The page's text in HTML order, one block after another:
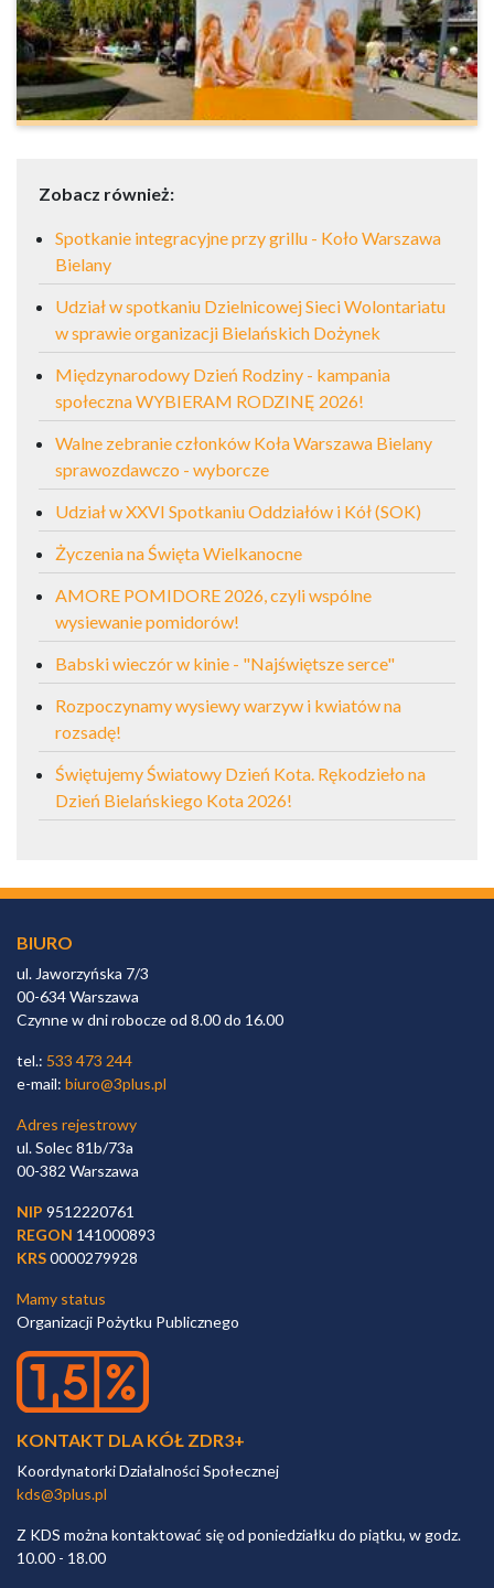
Zobacz również:
Spotkanie integracyjne przy grillu - Koło Warszawa
Bielany
Udział w spotkaniu Dzielnicowej Sieci Wolontariatu
w sprawie organizacji Bielańskich Dożynek
Międzynarodowy Dzień Rodziny - kampania
społeczna WYBIERAM RODZINĘ 2026!
Walne zebranie członków Koła Warszawa Bielany
sprawozdawczo - wyborcze
Udział w XXVI Spotkaniu Oddziałów i Kół (SOK)
Życzenia na Święta Wielkanocne
AMORE POMIDORE 2026, czyli wspólne
wysiewanie pomidorów!
Babski wieczór w kinie - "Najświętsze serce"
Rozpoczynamy wysiewy warzyw i kwiatów na
rozsadę!
Świętujemy Światowy Dzień Kota. Rękodzieło na
Dzień Bielańskiego Kota 2026!
BIURO
ul. Jaworzyńska 7/3
00-634 Warszawa
Czynne w dni robocze od 8.00 do 16.00
tel.: 533 473 244
e-mail: biuro@3plus.pl
Adres rejestrowy
ul. Solec 81b/73a
00-382 Warszawa
NIP 9512220761
REGON 141000893
KRS0000279928
Mamy status
Organizacji Pożytku Publicznego
KONTAKT DLA KÓŁ ZDR3+
Koordynatorki Działalności Społecznej
kds@3plus.pl
Z KDS można kontaktować się od poniedziałku do piątku, w godz.
10.00 - 18.00